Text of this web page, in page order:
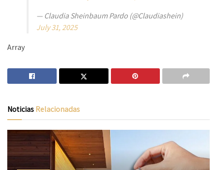
— Claudia Sheinbaum Pardo (@Claudiashein)
July 31, 2025
Array
NoticiasRelacionadas